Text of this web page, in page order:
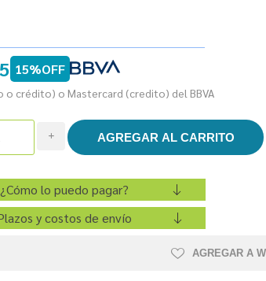
15%OFF
o crédito) o Mastercard (credito) del BBVA
i
¿Cómo lo puedo pagar?
y costos de envío
AGREGAR A